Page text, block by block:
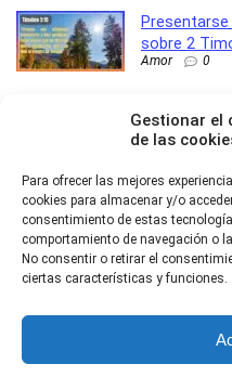
Gestionar el
de las
Para ofrecer las mejores
cookies para almacenar y/o
consentimiento de estas
comportamiento de navegación o
No consentir o retirar el
ciertas características y funciones.
sobre 2
Amor 0
Sobre Nosotros
Aviso legal
Política de Privacidad